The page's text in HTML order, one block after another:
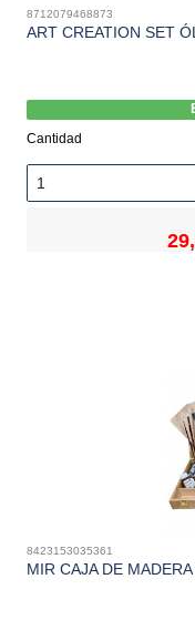
8712079468873
ART CREATION SET
Cantidad
8423153035361
MIR CAJA DE